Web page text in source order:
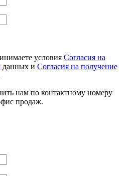
условия Согласия на
данных и Согласия на получение
нам по контактному номеру
продаж.